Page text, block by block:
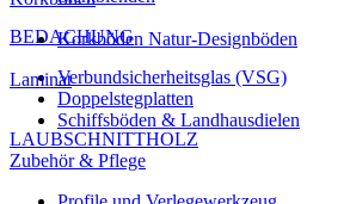
BEDACHUNG
Verbundsicherheitsglas (VSG)
Doppelstegplatten
LAUBSCHNITTHOLZ
Korkböden Natur-Designböden
Laminat
Schiffsböden & Landhausdielen
Zubehör & Pflege